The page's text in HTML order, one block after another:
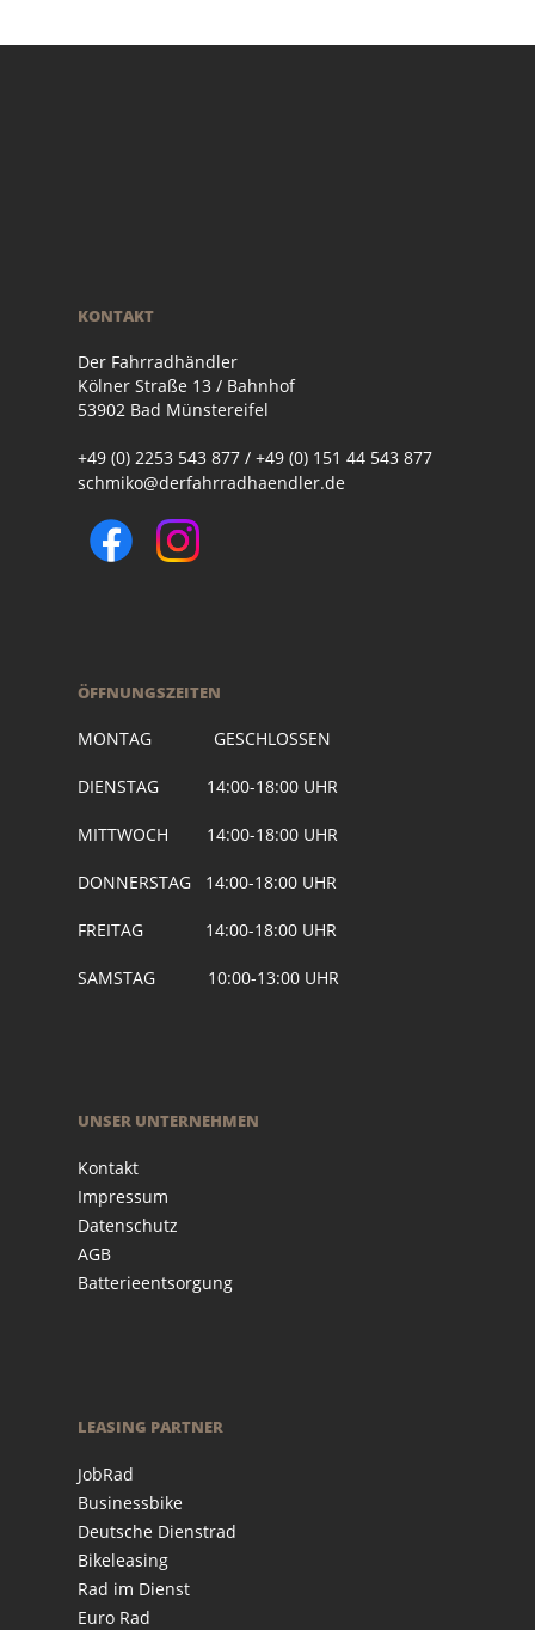
KONTAKT
Der Fahrradhändler
Kölner Straße 13 / Bahnhof
53902 Bad Münstereifel
+49 (0) 2253 543 877 / +49 (0) 151 44 543 877
schmiko@derfahrradhaendler.de
ÖFFNUNGSZEITEN
MONTAG GESCHLOSSEN
DIENSTAG 14:00-18:00 UHR
MITTWOCH 14:00-18:00 UHR
DONNERSTAG 14:00-18:00 UHR
FREITAG 14:00-18:00 UHR
SAMSTAG 10:00-13:00 UHR
UNSER UNTERNEHMEN
Kontakt
Impressum
Datenschutz
AGB
Batterieentsorgung
LEASING PARTNER
JobRad
Businessbike
Deutsche Dienstrad
Bikeleasing
Rad im Dienst
Euro Rad